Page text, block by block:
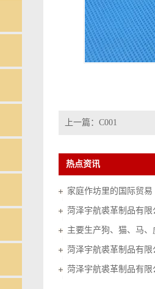
上一篇： C001
热点资讯
家庭作坊里的国际贸易
菏泽宇航裘革制品有
菏泽宇航裘革制品有限
菏泽宇航裘革制品有限